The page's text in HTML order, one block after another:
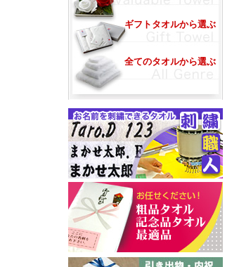
ギフトタオルから選ぶ
全てのタオルから選ぶ